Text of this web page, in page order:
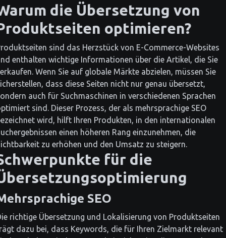
die Übersetzung von
optimieren?
sind das Herzstück von E-Commerce-Websites
enthalten wichtige Informationen über die Artikel, die Sie
Wenn Sie auf globale Märkte abzielen, müssen Sie
dass diese Seiten nicht nur genau übersetzt,
auch für Suchmaschinen in verschiedenen Sprachen
sind. Dieser Prozess, der als mehrsprachige SEO
wird, hilft Ihren Produkten, in den internationalen
einen höheren Rang einzunehmen, die
zu erhöhen und den Umsatz zu steigern.
für die
SEO
richtige Übersetzung und Lokalisierung von Produktseiten
dazu bei, dass Keywords, die für Ihren Zielmarkt relevant